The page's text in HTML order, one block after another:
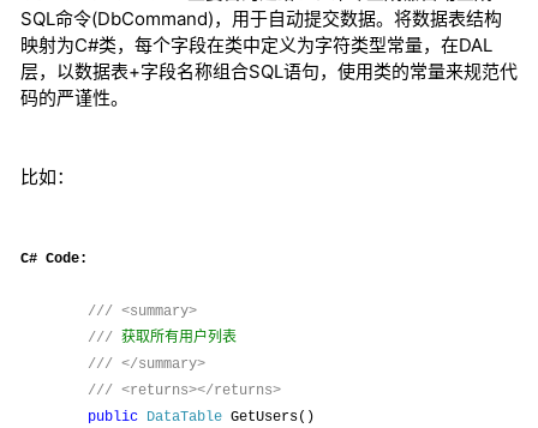
SQL命令(DbCommand)，用于自动提交数据。将数据表结构
映射为C#类，每个字段在类中定义为字符类型常量，在DAL
层，以数据表+字段名称组合SQL语句，使用类的常量来规范代
码的严谨性。
比如：
C# Code:
/// <summary>
/// 获取所有用户列表
/// </summary>
/// <returns></returns>
public DataTable GetUsers()